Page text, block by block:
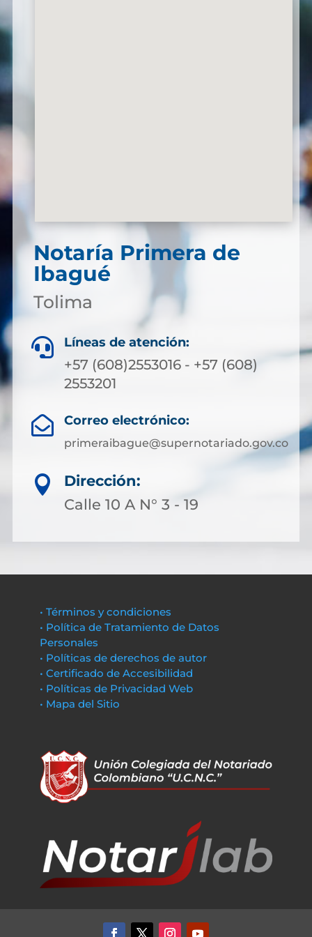
Notaría Primera de
Ibagué
Tolima
 Líneas de atención:
+57 (608)2553016 - +57 (608)
2553201
 Correo electrónico:
primeraibague@supernotariado.gov.co

Dirección:
Calle 10 A N° 3 - 19
• Términos y condiciones
• Política de Tratamiento de Datos
Personales
• Políticas de derechos de autor
• Certificado de Accesibilidad
• Políticas de Privacidad Web
• Mapa del Sitio